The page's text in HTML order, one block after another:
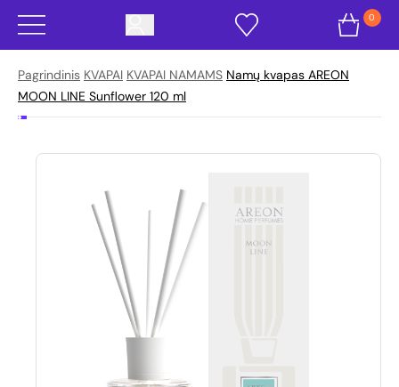
0
Pagrindinis KVAPAI KVAPAI NAMAMS Namų kvapas AREON
MOON LINE Sunflower 120 ml